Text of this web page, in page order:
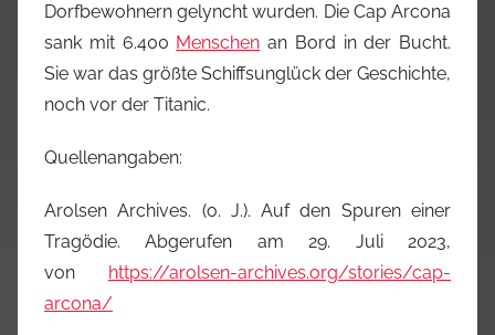
Dorfbewohnern gelyncht wurden. Die Cap Arcona
sank mit 6.400 Menschen an Bord in der Bucht.
Sie war das größte Schiffsunglück der Geschichte,
noch vor der Titanic.
Quellenangaben:
Arolsen Archives. (o. J.). Auf den Spuren einer
Tragödie. Abgerufen am 29. Juli 2023,
von
https://arolsen-archives.org/stories/cap-
arcona/